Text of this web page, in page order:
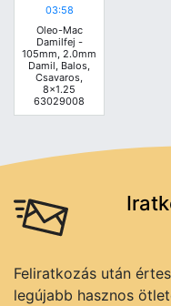
03:58
Oleo-Mac
Damilfej -
105mm, 2.0mm
Damil, Balos,
Csavaros,
8x1.25
63029008
Feliratkozás után
legújabb hasznos